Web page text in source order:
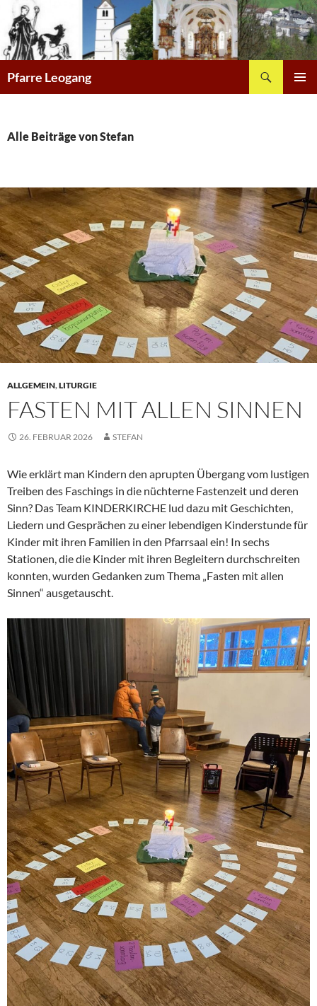
Zum
Inhalt
springen
Pfarre Leogang
Alle Beiträge von Stefan
ALLGEMEIN,LITURGIE
FASTEN MIT ALLEN SINNEN
26. FEBRUAR 2026 STEFAN
Wie erklärt man Kindern den aprupten Übergang vom lustigen
Treiben des Faschings in die nüchterne Fastenzeit und deren
Sinn? Das Team KINDERKIRCHE lud dazu mit Geschichten,
Liedern und Gesprächen zu einer lebendigen Kinderstunde für
Kinder mit ihren Familien in den Pfarrsaal ein! In sechs
Stationen, die die Kinder mit ihren Begleitern durchschreiten
konnten, wurden Gedanken zum Thema „Fasten mit allen
Sinnen“ ausgetauscht.